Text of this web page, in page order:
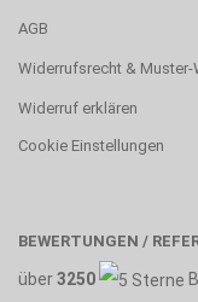
AGB
Widerrufsrecht &
Widerruf erklären
Cookie Einstellungen
BEWERTUNGEN /
über3250